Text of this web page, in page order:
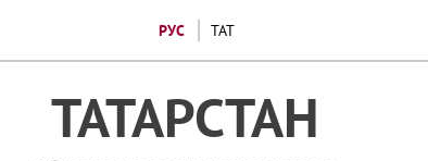
РУС ТАТ
ТАТАРСТАН